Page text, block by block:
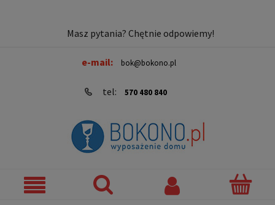
Masz pytania? Chętnie odpowiemy!
e-mail: bok@bokono.pl
tel: 570 480 840